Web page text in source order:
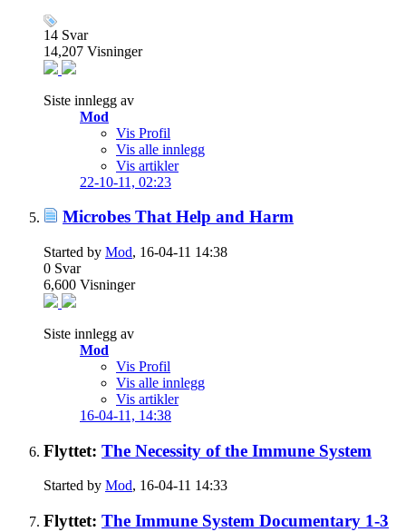
14 Svar
14,207 Visninger
Siste innlegg av
Mod
Vis Profil
Vis alle innlegg
Vis artikler
22-10-11, 02:23
Microbes That Help and Harm
Started by Mod, 16-04-11 14:38
0 Svar
6,600 Visninger
Siste innlegg av
Mod
Vis Profil
Vis alle innlegg
Vis artikler
16-04-11, 14:38
Flyttet: The Necessity of the Immune System
Started by Mod, 16-04-11 14:33
Flyttet: The Immune System Documentary 1-3